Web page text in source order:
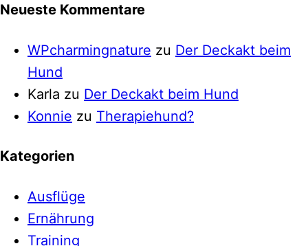
Neueste Kommentare
WPcharmingnature zu Der Deckakt beim
Hund
Karla zu Der Deckakt beim Hund
Konnie zu Therapiehund?
Kategorien
Ausflüge
Ernährung
Training